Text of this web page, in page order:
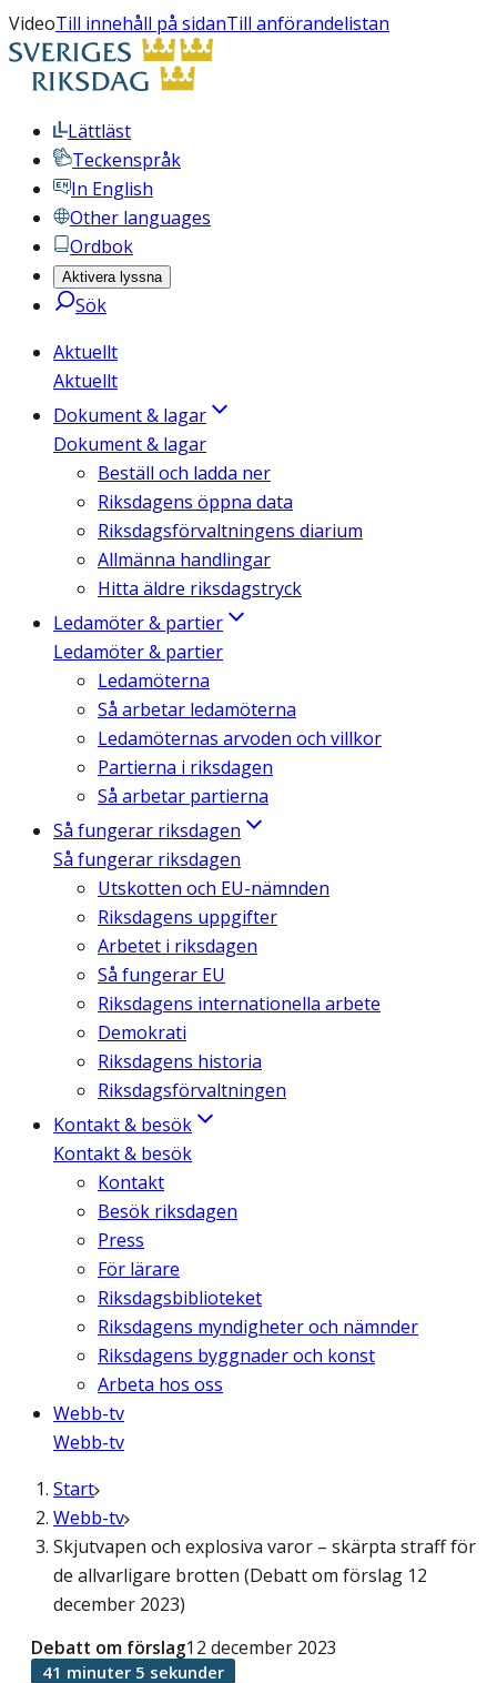
VideoTill innehåll på sidanTill anförandelistan
Lättläst
Teckenspråk
In English
Other languages
Ordbok
Aktivera lyssna
Sök
Aktuellt
Aktuellt
Dokument & lagar
Dokument & lagar
Beställ och ladda ner
Riksdagens öppna data
Riksdagsförvaltningens diarium
Allmänna handlingar
Hitta äldre riksdagstryck
Ledamöter & partier
Ledamöter & partier
Ledamöterna
Så arbetar ledamöterna
Ledamöternas arvoden och villkor
Partierna i riksdagen
Så arbetar partierna
Så fungerar riksdagen
Så fungerar riksdagen
Utskotten och EU-nämnden
Riksdagens uppgifter
Arbetet i riksdagen
Så fungerar EU
Riksdagens internationella arbete
Demokrati
Riksdagens historia
Riksdagsförvaltningen
Kontakt & besök
Kontakt & besök
Kontakt
Besök riksdagen
Press
För lärare
Riksdagsbiblioteket
Riksdagens myndigheter och nämnder
Riksdagens byggnader och konst
Arbeta hos oss
Webb-tv
Webb-tv
Start
Webb-tv
Skjutvapen och explosiva varor – skärpta straff för
de allvarligare brotten (Debatt om förslag 12
december 2023)
Debatt om förslag12 december 2023
41 minuter 5 sekunder